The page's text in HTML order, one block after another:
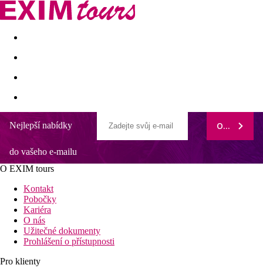
Akční nabídky Last minute
Nejlepší nabídky
do vašeho e-mailu
ODEBÍRAT
O EXIM tours
Kontakt
Pobočky
Kariéra
O nás
Užitečné dokumenty
Prohlášení o přístupnosti
Pro klienty